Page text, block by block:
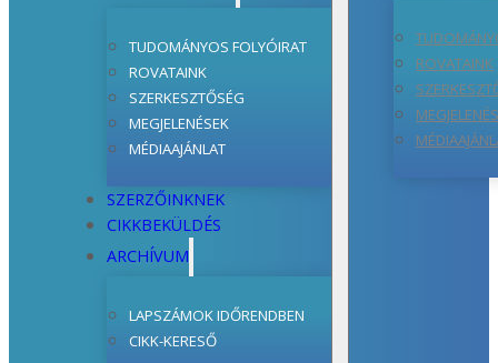
TUDOMÁNYOS FOLYÓIRAT
ROVATAINK
SZERKESZTŐSÉG
MEGJELENÉSEK
MÉDIAAJÁNLAT
SZERZŐINKNEK
CIKKBEKÜLDÉS
ARCHÍVUM
LAPSZÁMOK IDŐRENDBEN
CIKK-KERESŐ
ROVATAINK